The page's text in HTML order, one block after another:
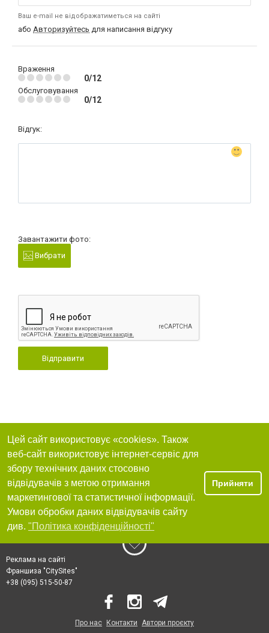
Ваш e-mail не відображатиметься на сайті
або Авторизуйтесь для написання відгуку
Враження
0/12
Обслуговування
0/12
Відгук:
Завантажити фото:
Вибрати
Відправити
Цей сайт використовує «cookies». Також
веб-сайт використовує інтернет-сервіс для
збору технічних даних стосовно
відвідувачів з метою отримання
маркетингової та статистичної інформації.
Умови обробки даних відвідувачів сайту
див. "Політика конфіденційності"
Прийняти
Реклама на сайті
Франшиза "CitySites"
+38 (095) 515-50-87
Про нас Контакти Автори проєкту